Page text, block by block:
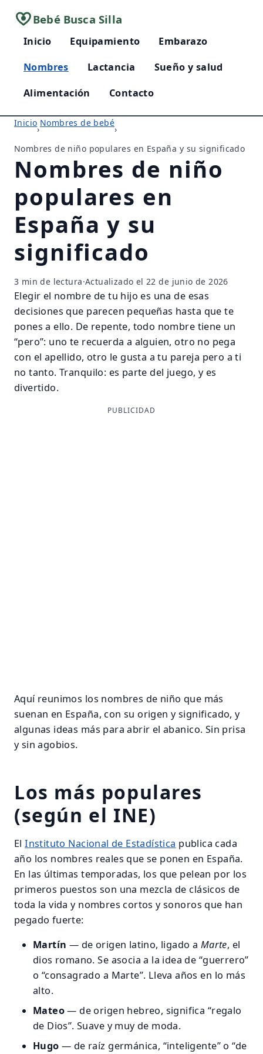
Bebé Busca Silla
Inicio Equipamiento
Embarazo
Nombres
Lactancia
Sueño y salud
Alimentación
Contacto
Inicio
›
Nombres de bebé
›
Nombres de niño populares en España y su significado
Nombres de niño
populares en
España y su
significado
3 min de lectura·Actualizado el 22 de junio de 2026
Elegir el nombre de tu hijo es una de esas
decisiones que parecen pequeñas hasta que te
pones a ello. De repente, todo nombre tiene un
“pero”: uno te recuerda a alguien, otro no pega
con el apellido, otro le gusta a tu pareja pero a ti
no tanto. Tranquilo: es parte del juego, y es
divertido.
PUBLICIDAD
Aquí reunimos los nombres de niño que más
suenan en España, con su origen y significado, y
algunas ideas más para abrir el abanico. Sin prisa
y sin agobios.
Los más populares
(según el INE)
ElInstituto Nacional de Estadística publica cada
año los nombres reales que se ponen en España.
En las últimas temporadas, los que pelean por los
primeros puestos son una mezcla de clásicos de
toda la vida y nombres cortos y sonoros que han
pegado fuerte:
Martín — de origen latino, ligado a Marte, el
dios romano. Se asocia a la idea de “guerrero”
o “consagrado a Marte”. Lleva años en lo más
alto.
Mateo— de origen hebreo, significa “regalo
de Dios”. Suave y muy de moda.
Hugo — de raíz germánica, “inteligente” o “de